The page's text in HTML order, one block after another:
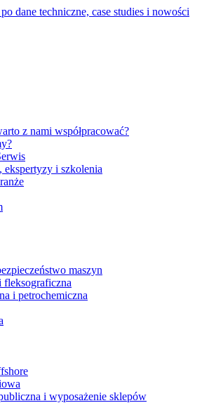
dane techniczne, case studies i nowości
z nami współpracować?
ekspertyzy i szkolenia
maszyn
fleksograficzna
i petrochemiczna
i wyposażenie sklepów